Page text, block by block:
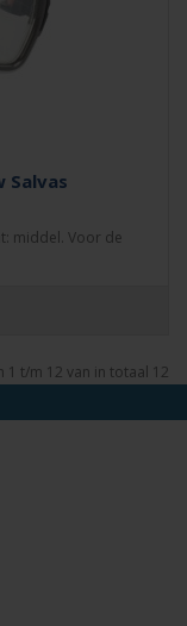
Salvas
middel. Voor de
1 t/m 12 van in totaal 12